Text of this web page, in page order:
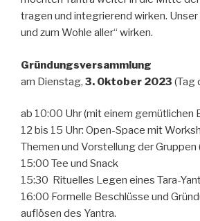
tragen und integrierend wirken. Unser
und zum Wohle aller“ wirken.
Gründungsversammlung
am Dienstag, 3. Oktober 2023 (Tag
ab 10:00 Uhr (mit einem gemütlichen
12 bis 15 Uhr: Open-Space mit
Themen und Vorstellung der Gruppen
15:00 Tee und Snack
15:30 Rituelles Legen eines Tara-
16:00 Formelle Beschlüsse und
auflösen des Yantra.